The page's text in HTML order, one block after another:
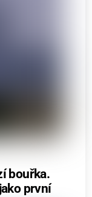
bouřka.
první